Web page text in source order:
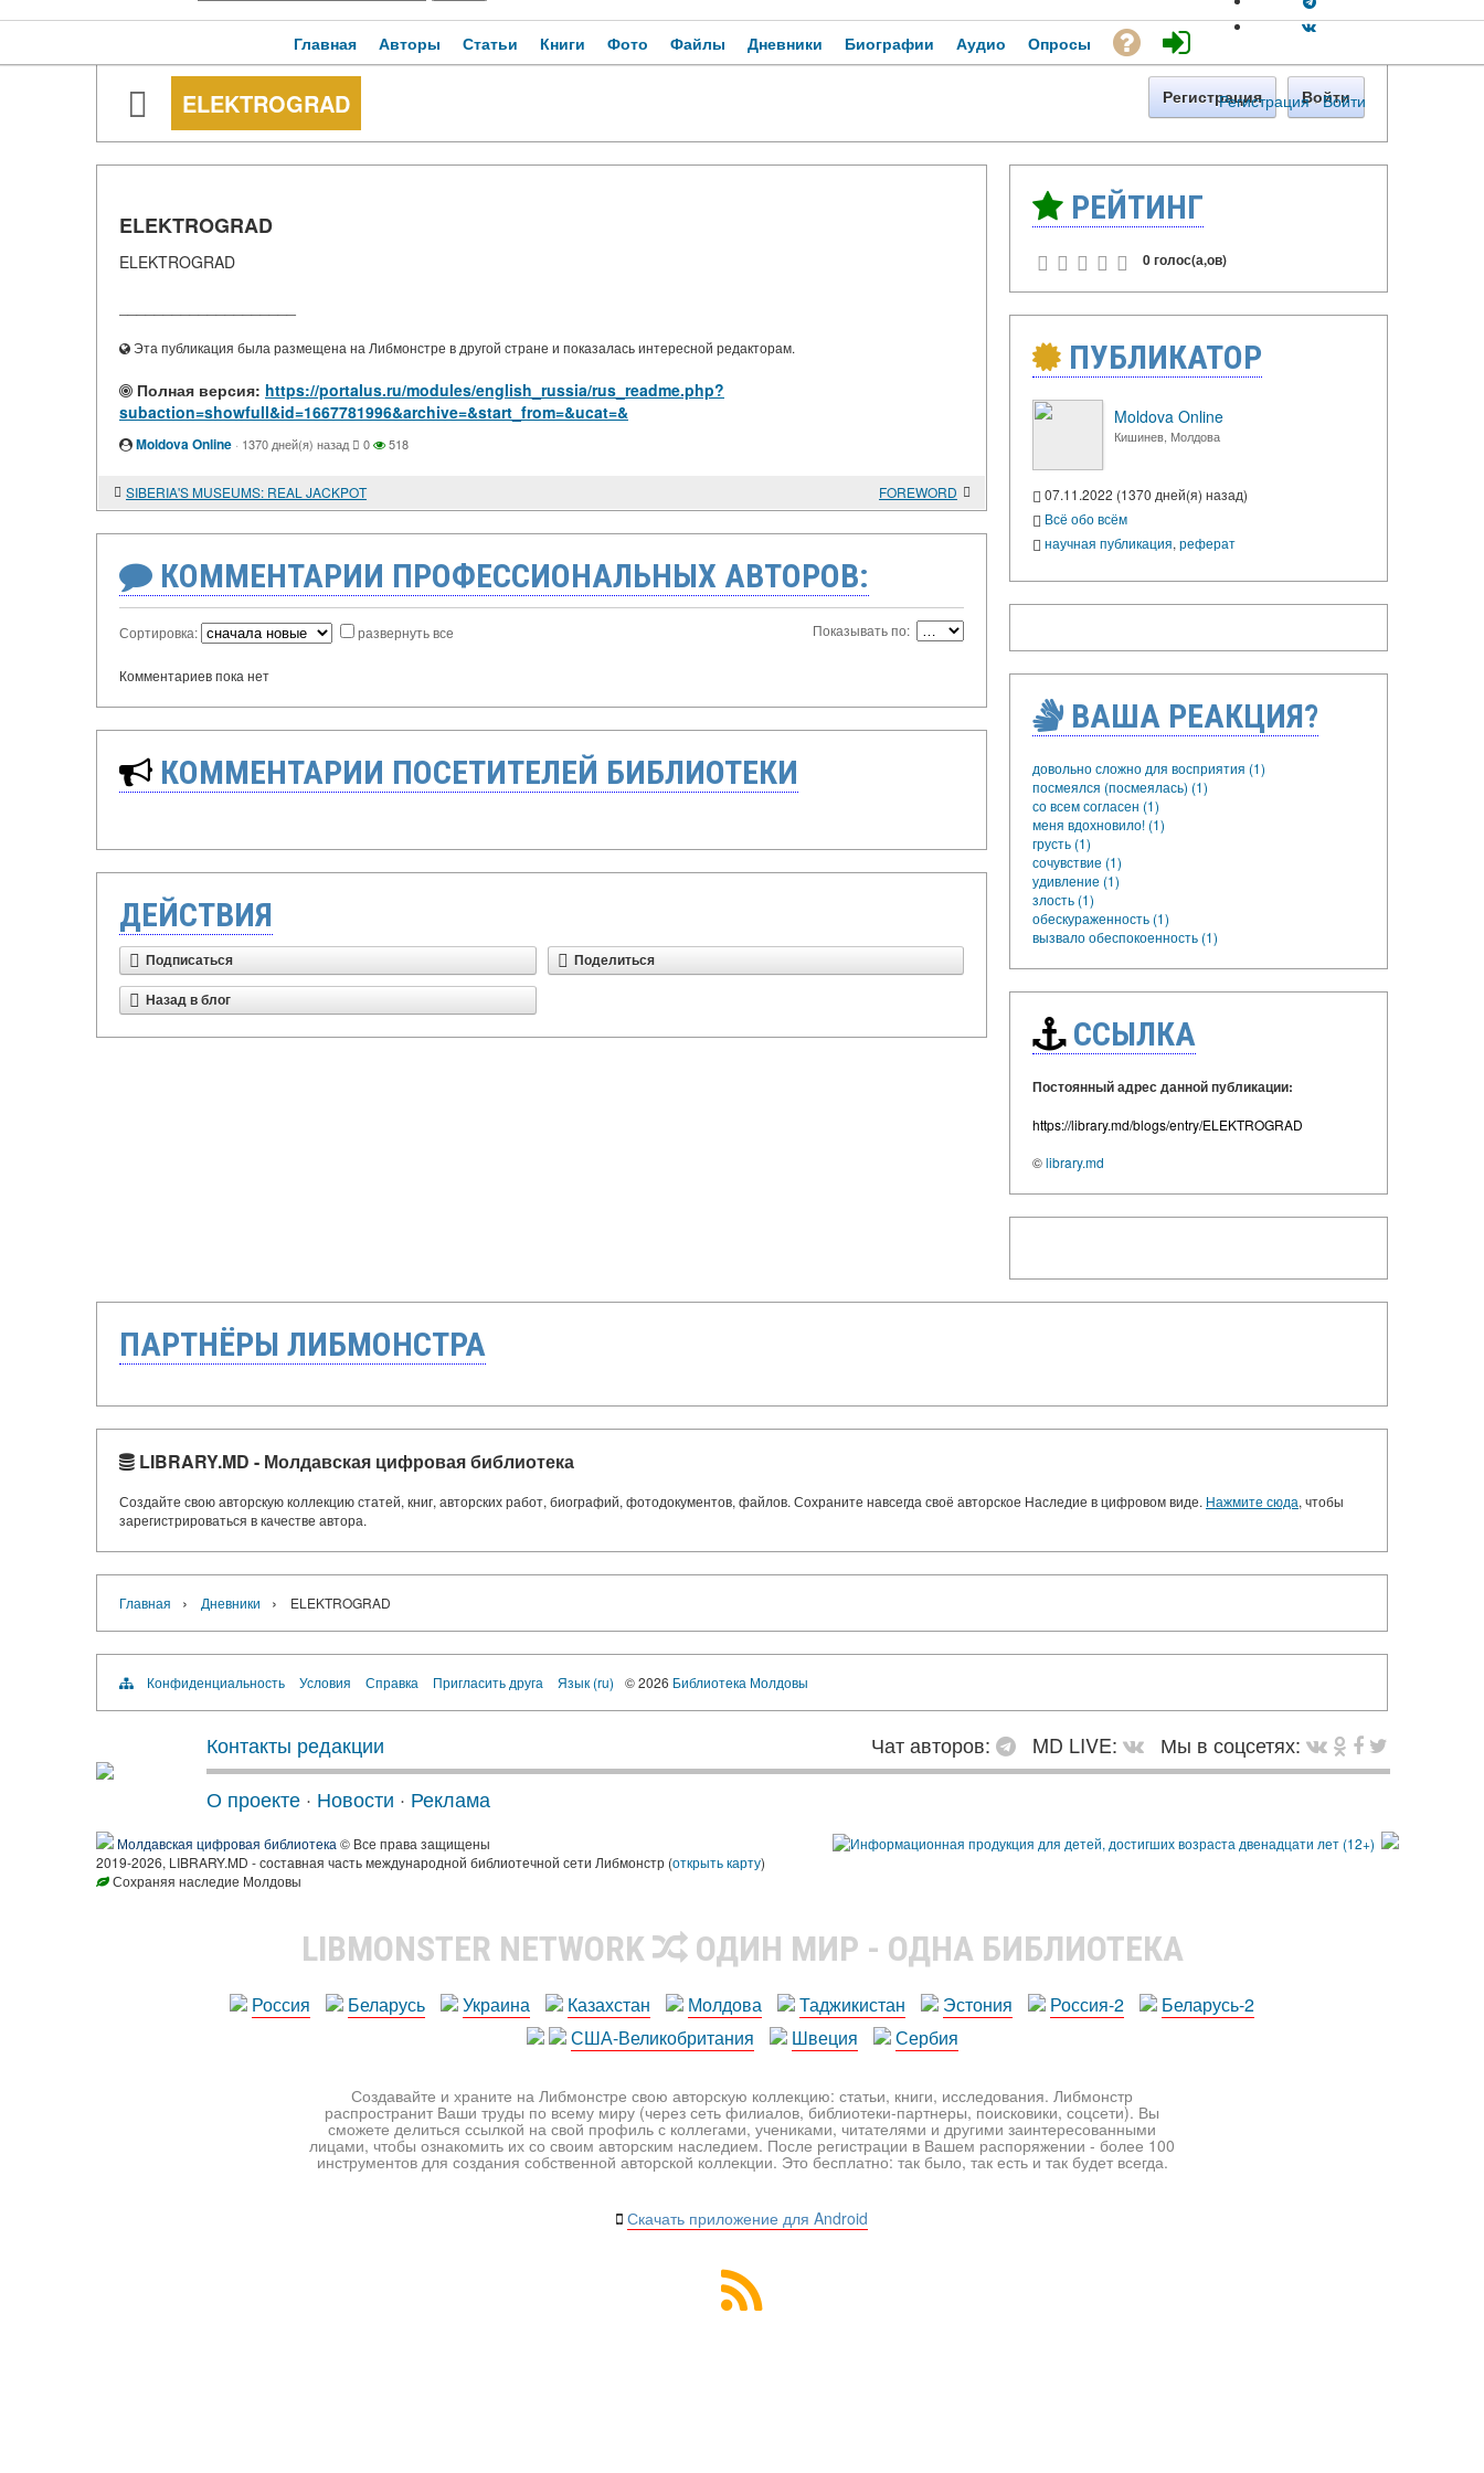
Регистрация · Войти
Главная Авторы Статьи Книги Фото Файлы Дневники Биографии Аудио Опросы
ELEKTROGRAD Регистрация Войти
ELEKTROGRAD
ELEKTROGRAD
Эта публикация была размещена на Либмонстре в другой стране и показалась интересной редакторам.
Полная версия: https://portalus.ru/modules/english_russia/rus_readme.php?
subaction=showfull&id=1667781996&archive=&start_from=&ucat=&
Moldova Online · 1370 дней(я) назад 0 518
SIBERIA'S MUSEUMS: REAL JACKPOT FOREWORD
КОММЕНТАРИИ ПРОФЕССИОНАЛЬНЫХ АВТОРОВ:
Сортировка: развернуть все Показывать по:
Комментариев пока нет
КОММЕНТАРИИ ПОСЕТИТЕЛЕЙ БИБЛИОТЕКИ
ДЕЙСТВИЯ
Подписаться Поделиться
Назад в блог
РЕЙТИНГ
0 голос(а,ов)
ПУБЛИКАТОР
Moldova Online
Кишинев, Молдова
07.11.2022 (1370 дней(я) назад)
Всё обо всём
научная публикация, реферат
ВАША РЕАКЦИЯ?
довольно сложно для восприятия (1)
посмеялся (посмеялась) (1)
со всем согласен (1)
меня вдохновило! (1)
грусть (1)
сочувствие (1)
удивление (1)
злость (1)
обескураженность (1)
вызвало обеспокоенность (1)
ССЫЛКА
Постоянный адрес данной публикации:
https://library.md/blogs/entry/ELEKTROGRAD
©library.md
ПАРТНЁРЫ ЛИБМОНСТРА
LIBRARY.MD - Молдавская цифровая библиотека
Создайте свою авторскую коллекцию статей, книг, авторских работ, биографий, фотодокументов, файлов. Сохраните навсегда своё авторское Наследие в цифровом виде. Нажмите сюда, чтобы
зарегистрироваться в качестве автора.
Главная › Дневники › ELEKTROGRAD
Конфиденциальность Условия Справка Пригласить друга Язык (ru) © 2026 Библиотека Молдовы
Контакты редакции Чат авторов: MD LIVE:
Мы в соцсетях:
О проекте · Новости · Реклама
Молдавская цифровая библиотека © Все права защищены
2019-2026, LIBRARY.MD - составная часть международной библиотечной сети Либмонстр (открыть карту)
Сохраняя наследие Молдовы
LIBMONSTER NETWORK ОДИН МИР - ОДНА БИБЛИОТЕКА
Россия Беларусь Украина Казахстан Молдова Таджикистан Эстония Россия-2
Беларусь-2
США-Великобритания
Швеция Сербия
Создавайте и храните на Либмонстре свою авторскую коллекцию: статьи, книги, исследования. Либмонстр
распространит Ваши труды по всему миру (через сеть филиалов, библиотеки-партнеры, поисковики, соцсети). Вы
сможете делиться ссылкой на свой профиль с коллегами, учениками, читателями и другими заинтересованными
лицами, чтобы ознакомить их со своим авторским наследием. После регистрации в Вашем распоряжении - более 100
инструментов для создания собственной авторской коллекции. Это бесплатно: так было, так есть и так будет всегда.
Скачать приложение для Android